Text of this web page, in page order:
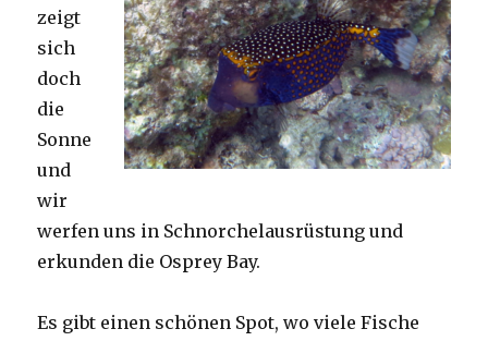
zeigt
sich
doch
die
Sonne
und
wir
werfen uns in Schnorchelausrüstung und
erkunden die Osprey Bay.
Es gibt einen schönen Spot, wo viele Fische